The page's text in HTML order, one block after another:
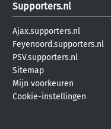
Supporters.nl
Ajax.supporters.nl
Feyenoord.supporters.nl
PSV.supporters.nl
Sitemap
Mijn voorkeuren
Cookie-instellingen